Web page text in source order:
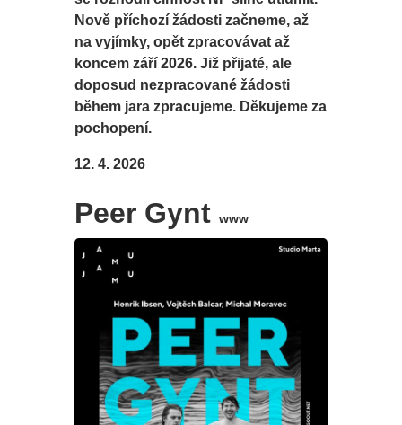
Nově příchozí žádosti začneme, až
na vyjímky, opět zpracovávat až
koncem září 2026. Již přijaté, ale
doposud nezpracované žádosti
během jara zpracujeme. Děkujeme za
pochopení.
12. 4. 2026
Peer Gyntwww